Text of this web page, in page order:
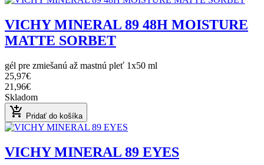
VICHY MINERAL 89 48H MOISTURE
MATTE SORBET
gél pre zmiešanú až mastnú pleť 1x50 ml
25,97€
21,96€
Skladom
add_shopping_cart Pridať do košíka
VICHY MINERAL 89 EYES